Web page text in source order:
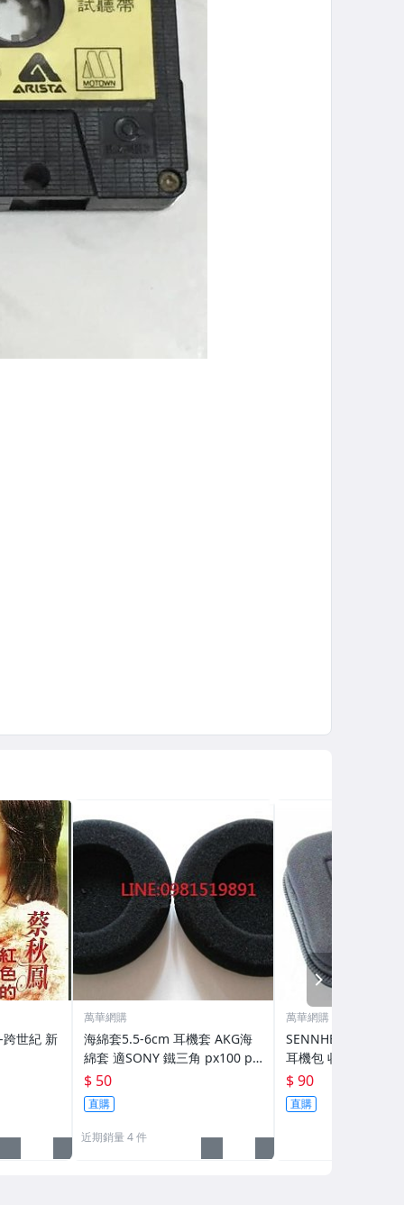
萬華網購
海綿套5.5-6cm 耳機套 AKG海
綿套 適SONY 鐵三角 px100 px
200 K414 H320 G57
$ 50
直購
近期銷量 4 件
萬華網購
SENNHEISER 方形
耳機包 收納包 耳機
IE8 ex90 IE7 UE
CX500 MX500
$ 90
直購